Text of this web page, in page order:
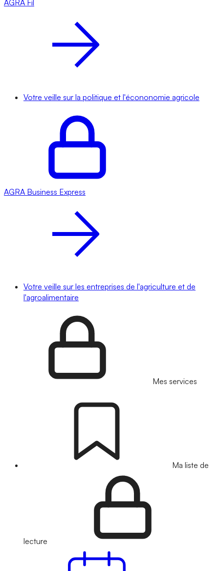
AGRA Fil
Votre veille sur la politique et l'écononomie agricole
AGRA Business Express
Votre veille sur les entreprises de l'agriculture et de
l'agroalimentaire
Mes services
Ma liste de
lecture